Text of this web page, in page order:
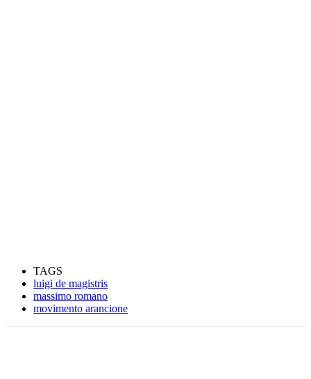
TAGS
luigi de magistris
massimo romano
movimento arancione